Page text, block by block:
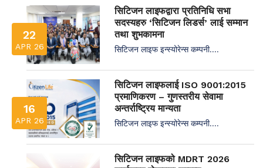
22
APR 26
सिटिजन लाइफद्वारा प्रतिनिधि सभा
सदस्यहरु ‘सिटिजन लिडर्स’ लाई सम्मान
तथा शुभकामना
सिटिजन लाइफ इन्स्योरेन्स कम्पनी....
16
APR 26
सिटिजन लाइफलाई ISO 9001:2015
प्रमाणिकरण – गुणस्तरीय सेवामा
अन्तर्राष्ट्रिय मान्यता
सिटिजन लाइफ इन्स्योरेन्स कम्पनी....
सिटिजन लाइफको MDRT 2026